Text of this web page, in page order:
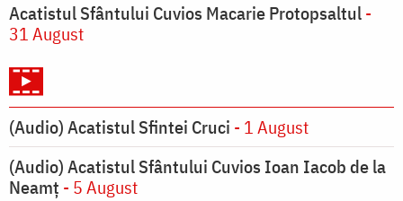
Acatistul Sfântului Cuvios Macarie Protopsaltul-
31 August
(Audio) Acatistul Sfintei Cruci - 1 August
(Audio) Acatistul Sfântului Cuvios Ioan Iacob de la
Neamț - 5 August